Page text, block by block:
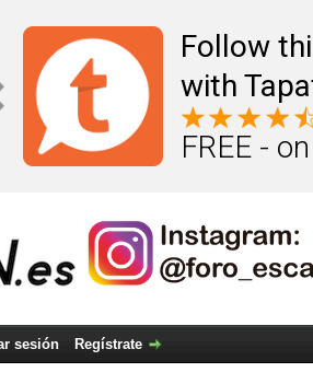
Follow
with
FREE -
sesión Regístrate